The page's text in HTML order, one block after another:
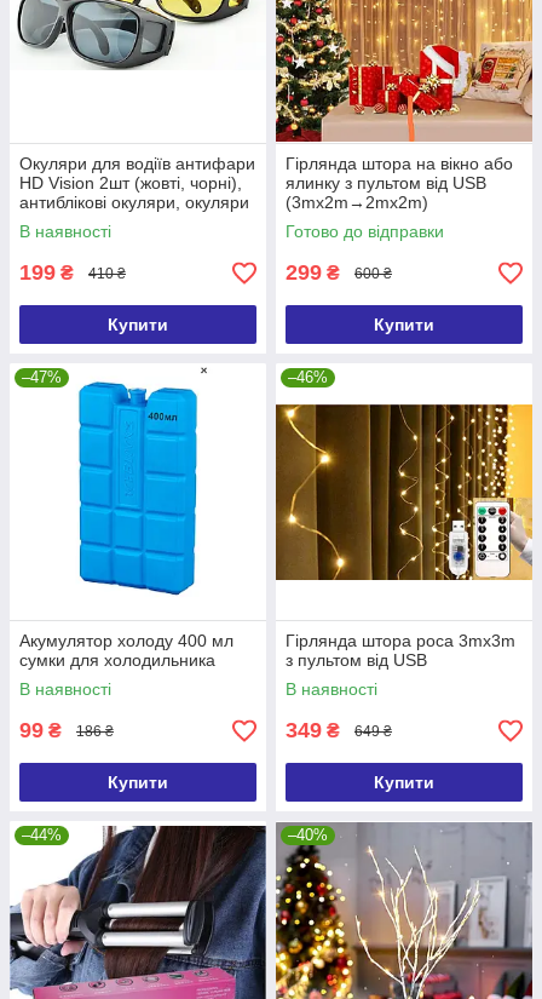
Окуляри для водіїв антифари
HD Vision 2шт (жовті, чорні),
антиблікові окуляри, окуляри
від сонця, окуляри від
відблисків
В наявності
199 ₴ 410 ₴
Купити
Гірлянда штора на вікно або
ялинку з пультом від USB
(3mx2m→2mx2m)
Готово до відправки
299 ₴ 600 ₴
Купити
–47%
Акумулятор холоду 400 мл
сумки для холодильника
В наявності
99 ₴ 186 ₴
Купити
–46%
Гірлянда штора роса 3mx3m
з пультом від USB
В наявності
349 ₴ 649 ₴
Купити
–44% –40%